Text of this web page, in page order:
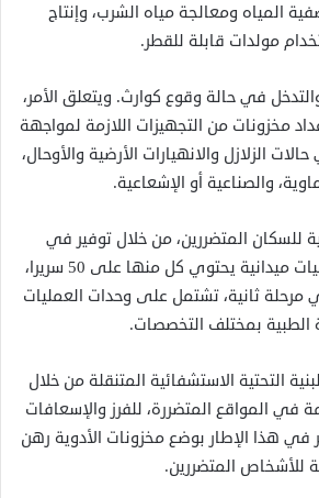
المياه ومعالجة مياه الشرب، وإنتاج
مولدات قابلة للقطر.
في حالة وقوع كوارث. ويتعلق الأمر،
مخزونات من التجهيزات اللازمة لمواجهة
الزلازل والانهيارات الأرضية والأوحال،
والصناعية أو الإشعاعية.
للسكان المتضررين، من خلال توفير في
مرحلة أولى، 6 مستشفيات ميدانية يحتوي كل منها على 50 سريرا،
مرحلة ثانية، تشتمل على وحدات العمليات
الطبية بمختلف التخصصات.
التحتية الاستشفائية المتنقلة من خلال
في المواقع المتضررة، للفرز والإسعافات
في هذا الإطار بوضع مخزونات الأدوية رهن
للأشخاص المتضررين.